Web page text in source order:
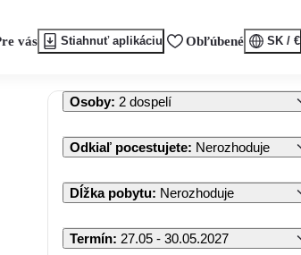
vás Stiahnuť aplikáciu Obľúbené SK / €
Osoby: 2 dospelí
Odkiaľ pocestujete: Nerozhoduje
Dĺžka pobytu: Nerozhoduje
Termín: 27.05 - 30.05.2027